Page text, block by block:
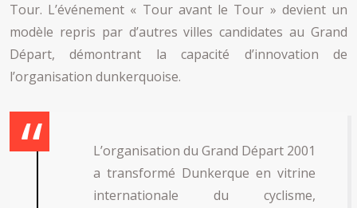
Tour. L’événement « Tour avant le Tour » devient un
modèle repris par d’autres villes candidates au Grand
Départ, démontrant la capacité d’innovation de
l’organisation dunkerquoise.
L’organisation du Grand Départ 2001
a transformé Dunkerque en vitrine
internationale du cyclisme,